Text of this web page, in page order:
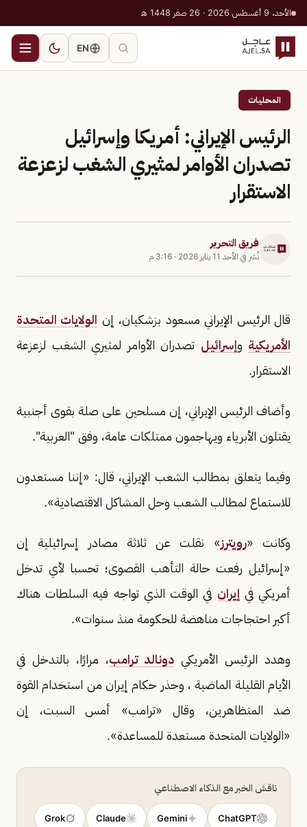
الأحد، 9 أغسطس 2026 · 26 صفر 1448 هـ
EN
المحليات
الرئيس الإيراني: أمريكا وإسرائيل
تصدران الأوامر لمثيري الشغب لزعزعة
الاستقرار
فريق التحرير
نُشر في الأحد 11 يناير 2026 · 3:16 م
قال الرئيس الإيراني مسعود بزشكيان، إن الولايات المتحدة
الأمريكية وإسرائيل تصدران الأوامر لمثيري الشغب لزعزعة
الاستقرار.
وأضاف الرئيس الإيراني، إن مسلحين على صلة بقوى أجنبية
يقتلون الأبرياء ويهاجمون ممتلكات عامة، وفق "العربية".
وفيما يتعلق بمطالب الشعب الإيراني، قال: «إننا مستعدون
للاستماع لمطالب الشعب وحل المشاكل الاقتصادية».
وكانت «رويترز» نقلت عن ثلاثة مصادر إسرائيلية إن
«إسرائيل رفعت حالة التأهب القصوى؛ تحسبا لأي تدخل
أمريكي في إيران في الوقت الذي تواجه فيه السلطات هناك
أكبر احتجاجات مناهضة للحكومة منذ سنوات».
وهدد الرئيس الأمريكي دونالد ترامب، مرارًا، بالتدخل في
الأيام القليلة الماضية ، وحذر حكام إيران من استخدام القوة
ضد المتظاهرين، وقال «ترامب» أمس السبت، إن
«الولايات المتحدة مستعدة للمساعدة».
ناقش الخبر مع الذكاء الاصطناعي
ChatGPT
Gemini
Claude
Grok